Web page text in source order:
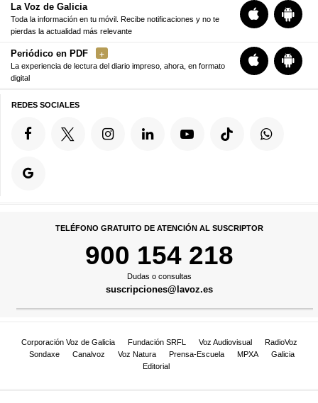
La Voz de Galicia
Toda la información en tu móvil. Recibe notificaciones y no te
pierdas la actualidad más relevante
Periódico en PDF
La experiencia de lectura del diario impreso, ahora, en formato
digital
REDES SOCIALES
TELÉFONO GRATUITO DE ATENCIÓN AL SUSCRIPTOR
900 154 218
Dudas o consultas
suscripciones@lavoz.es
Corporación Voz de Galicia Fundación SRFL Voz Audiovisual
RadioVoz
Sondaxe
Canalvoz Voz Natura Prensa-Escuela MPXA
Galicia
Editorial